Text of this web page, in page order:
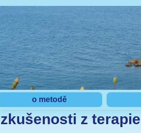
o metodě
zkušenosti z terapie